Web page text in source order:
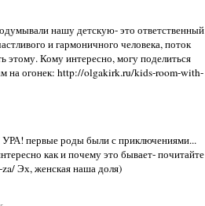
нашу детскую- это ответственный
и гармоничного человека, поток
этому. Кому интересно, могу поделиться
на огонек: http://olgakirk.ru/kids-room-with-
УРА! первые роды были с приключениями...
как и почему это бывает- почитайте
Эх, женская наша доля)